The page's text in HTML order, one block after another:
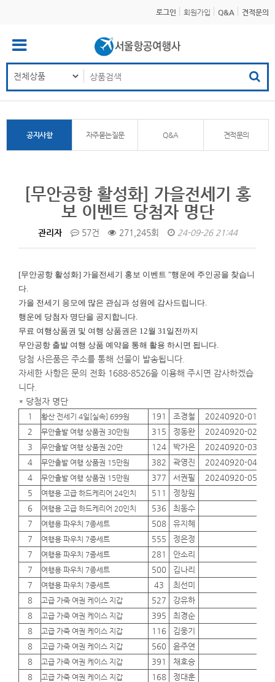
로그인 회원가입 Q&A 견적문의
공지사항 자주묻는질문 Q&A 견적문의
[무안공항 활성화] 가을전세기 홍
보 이벤트 당첨자 명단
관리자 57건 271,245회 24-09-26 21:44
[무안공항 활성화] 가을전세기 홍보 이벤트 "행운에 주인공을 찾습니
다.
가을 전세기 응모에 많은 관심과 성원에 감사드립니다.
행운에 당첨자 명단을 공지합니다.
무료 여행상품권 및 여행 상품권은 12월 31일전까지
무안공항 출발 여행 상품 예약을 통해 활용 하시면 됩니다.
당첨 사은품은 주소를 통해 선물이 발송됩니다.
자세한 사항은 문의 전화 1688-8526을 이용해 주시면 감사하겠습
니다.
* 당첨자 명단
1 황산 전세기 4일[실속] 699원 191 조경철 20240920-01
2
무안출발 여행 상품권 30만원 315 정동완 20240920-02
3
무안출발 여행 상품권 20만 124 박가은 20240920-03
4
무안출발 여행 상품권 15만원 382 곽영진 20240920-04
4
무안출발 여행 상품권 15만원 377 서권필 20240920-05
5
여행용 고급 하드케리어 24인치 511 정창원
6
여행용 고급 하드케리어 20인치 536 최동수
7
여행용 파우치 7종세트 508 유지혜
7
여행용 파우치 7종세트 555 정은정
7
여행용 파우치 7종세트 281 안소리
7
여행용 파우치 7종세트 500 김나리
7
여행용 파우치 7종세트 43 최선미
8
고급 가죽 여권 케이스 지갑 527 강유하
8
고급 가죽 여권 케이스 지갑 395 최경순
8
고급 가죽 여권 케이스 지갑 116 김웅기
8
고급 가죽 여권 케이스 지갑 560 윤주연
8
고급 가죽 여권 케이스 지갑 391 채호승
8
고급 가죽 여권 케이스 지갑 168 정대훈